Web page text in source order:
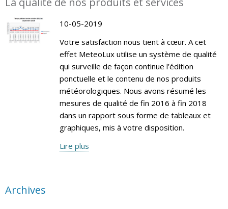
10-05-2019
Votre satisfaction nous tient à cœur. A cet
effet MeteoLux utilise un système de qualité
qui surveille de façon continue l’édition
ponctuelle et le contenu de nos produits
météorologiques. Nous avons résumé les
mesures de qualité de fin 2016 à fin 2018
dans un rapport sous forme de tableaux et
graphiques, mis à votre disposition.
Lire plus
Archives